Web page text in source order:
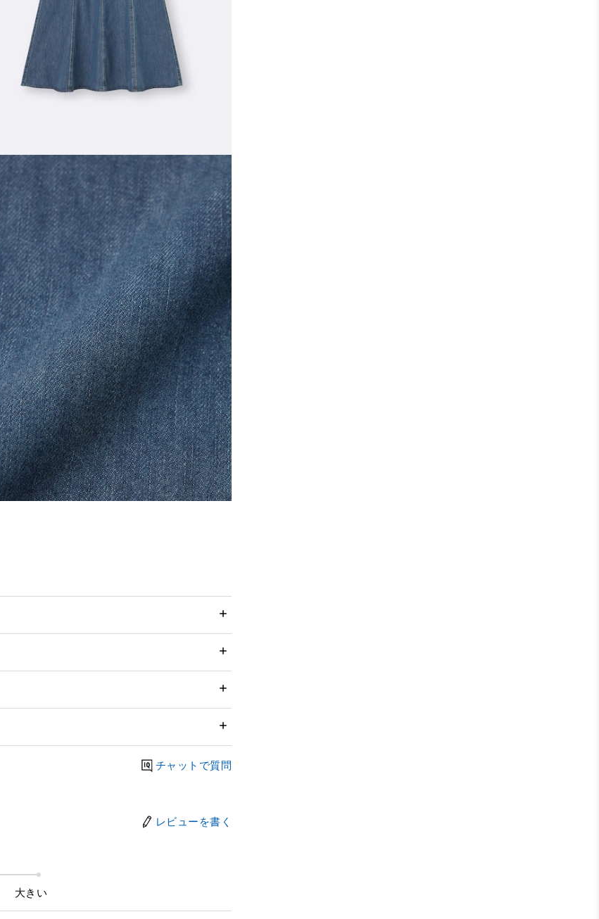
チャットで質問
レビューを書く
大きい